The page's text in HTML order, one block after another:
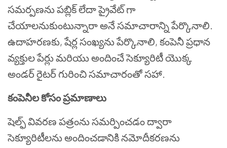
సమర్పణను పబ్లిక్ లేదా ప్రైవేట్‌ గా
చేయాలనుకుంటున్నారా అనే సమాచారాన్ని పేర్కొనాలి.
ఉదాహరణకు,షేర్లసంఖ్యను పేర్కొనాలి, కంపెనీ ప్రధాన
వ్యక్తుల పేర్లు మరియు అందించే సెక్యూరిటీ యొక్క
అండర్ రైటర్ గురించి సమాచారంతో సహా.
కంపెనీల కోసం ప్రమాణాలు
షెల్ఫ్ వివరణ పత్రంను సమర్పించడం ద్వారా
సెక్యూరిటీలను అందించడానికి నమోదీకరణను